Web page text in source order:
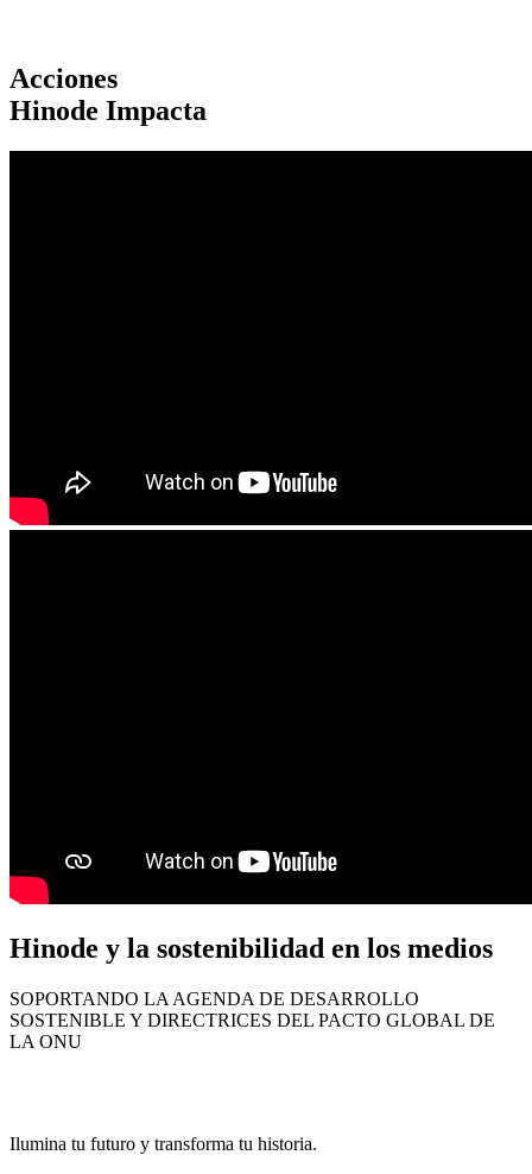
Acciones
Hinode Impacta
Hinode y la sostenibilidad en los medios
SOPORTANDO LA AGENDA DE DESARROLLO
SOSTENIBLE Y DIRECTRICES DEL PACTO GLOBAL DE
LA ONU
Ilumina tu futuro y transforma tu historia.